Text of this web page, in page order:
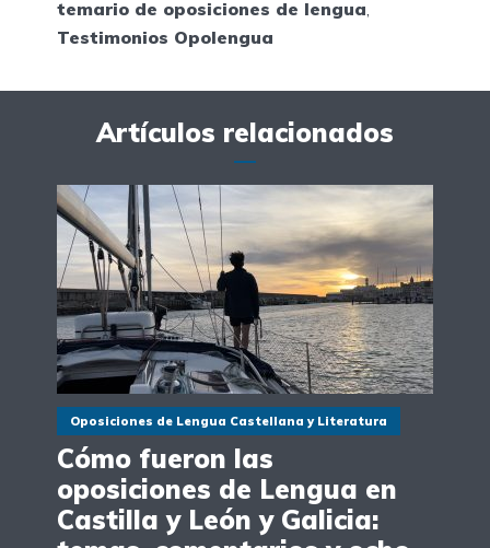
temario de oposiciones de lengua
Testimonios Opolengua
Artículos relacionados
Oposiciones de Lengua Castellana y Literatura
Cómo fueron las
oposiciones de Lengua en
Castilla y León y Galicia: